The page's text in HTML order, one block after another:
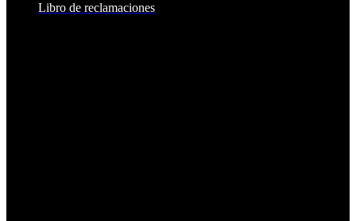
Libro de reclamaciones